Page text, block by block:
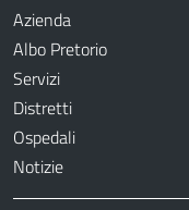
Azienda
Albo Pretorio
Servizi
Distretti
Ospedali
Notizie